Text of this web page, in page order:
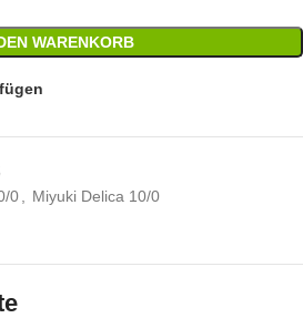
WARENKORB
0 Miyuki Delica 10/0